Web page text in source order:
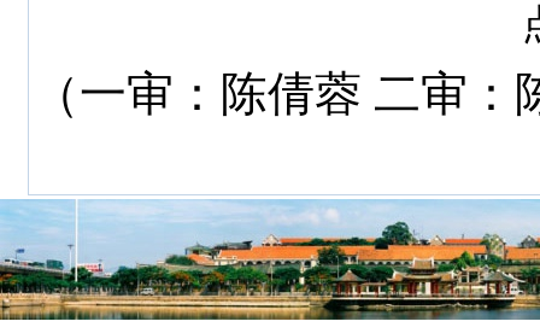
（一审：陈倩蓉 二审：